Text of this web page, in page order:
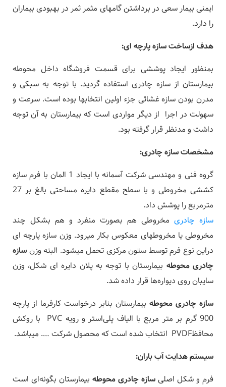
ایمنی بیمار سعی در برداشتن گامهای مثمر ثمر در بهبودی بیماران
را دارد.
هدف ازساخت سازه پارچه ای:
بمنظور ایجاد پوششی برای قسمت فروشگاه داخل محوطه
بیمارستان از سازه چادری استفاده گردید. با توجه به سبکی و
مدرن بودن سازه غشائی جزء اولین انتخابها بوده است. سرعت و
سهولت در اجرا از دیگر مواردی است که بیمارستان به آن توجه
داشت و مدنظر قرار گرفته بود.
مشخصات سازه چادری:
گروه فنی و مهندسی شرکت آسمانه با ایجاد 1 المان با فرم سازه
کششی مخروطی و با سطح مقطع دایره مساحتی بالغ بر 27
مترمربع را پوشش داد.
سازه چادری مخروطی هم بصورت منفرد و هم بشکل‌ چند
مخروطی یا مخروطهای معکوس بکار میرود. وزن سازه پارچه ای
دراین نوع فرم توسط ستون مرکزی تحمل میشود. البته وزن سازه
چادری محوطه بیمارستان با توجه به پلان دایره ای شکل، وزن
سایبان روی دیواره‌ها قرار داده شد.
سازه چادری محوطه بیمارستان بنابر درخواست کارفرما از پارچه
900 گرم بر متر مربع با الیاف پلی‌استر و رویه PVC با روکش
محافظPVDF انتخاب شده است که محصول شرکت …. میباشد.
سیستم هدایت آب باران:
فرم و شکل اصلی سازه چادری محوطه بیمارستان بگونه‌­ای است